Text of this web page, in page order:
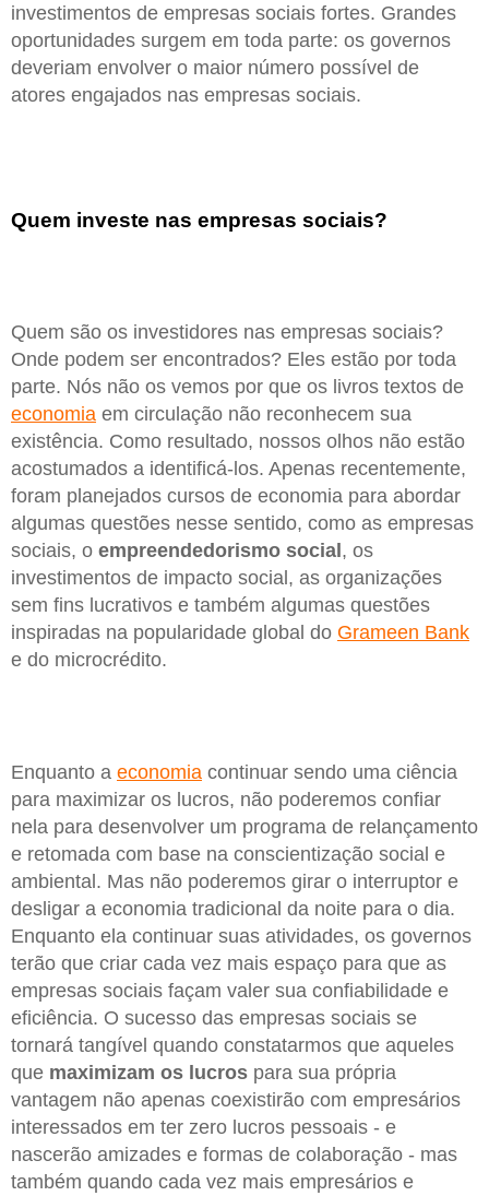
investimentos de empresas sociais fortes. Grandes
oportunidades surgem em toda parte: os governos
deveriam envolver o maior número possível de
atores engajados nas empresas sociais.
Quem investe nas empresas sociais?
Quem são os investidores nas empresas sociais?
Onde podem ser encontrados? Eles estão por toda
parte. Nós não os vemos por que os livros textos de
economia em circulação não reconhecem sua
existência. Como resultado, nossos olhos não estão
acostumados a identificá-los. Apenas recentemente,
foram planejados cursos de economia para abordar
algumas questões nesse sentido, como as empresas
sociais, o empreendedorismo social, os
investimentos de impacto social, as organizações
sem fins lucrativos e também algumas questões
inspiradas na popularidade global do Grameen Bank
e do microcrédito.
Enquanto a economia continuar sendo uma ciência
para maximizar os lucros, não poderemos confiar
nela para desenvolver um programa de relançamento
e retomada com base na conscientização social e
ambiental. Mas não poderemos girar o interruptor e
desligar a economia tradicional da noite para o dia.
Enquanto ela continuar suas atividades, os governos
terão que criar cada vez mais espaço para que as
empresas sociais façam valer sua confiabilidade e
eficiência. O sucesso das empresas sociais se
tornará tangível quando constatarmos que aqueles
que maximizam os lucros para sua própria
vantagem não apenas coexistirão com empresários
interessados em ter zero lucros pessoais - e
nascerão amizades e formas de colaboração - mas
também quando cada vez mais empresários e